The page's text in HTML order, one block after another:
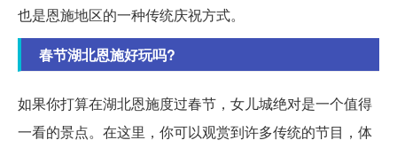
也是恩施地区的一种传统庆祝方式。
春节湖北恩施好玩吗?
如果你打算在湖北恩施度过春节，女儿城绝对是一个值得
一看的景点。在这里，你可以观赏到许多传统的节目，体